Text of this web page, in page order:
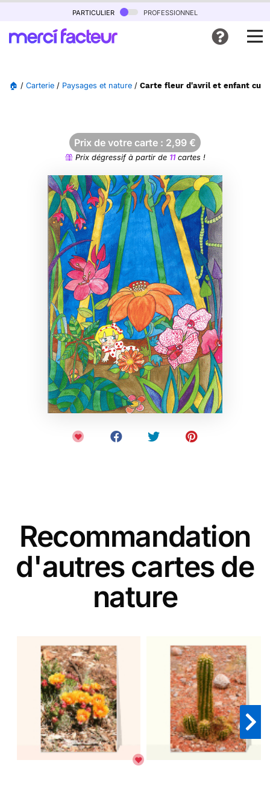
particulier professionnel
🏠 / Carterie / Paysages et nature / Carte fleur d'avril et enfant
Prix de votre carte : 2,99 €
Prix dégressif à partir de 11cartes !
Recommandation
d'autres cartes de
nature